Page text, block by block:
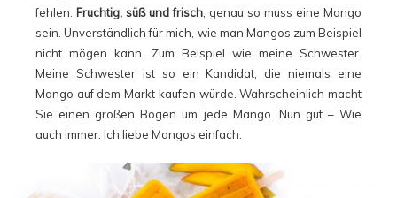
fehlen. Fruchtig, süß und frisch , genau so muss eine Mango
sein. Unverständlich für mich, wie man Mangos zum Beispiel
nicht mögen kann. Zum Beispiel wie meine Schwester.
Meine Schwester ist so ein Kandidat, die niemals eine
Mango auf dem Markt kaufen würde. Wahrscheinlich macht
Sie einen großen Bogen um jede Mango. Nun gut – Wie
auch immer. Ich liebe Mangos einfach.